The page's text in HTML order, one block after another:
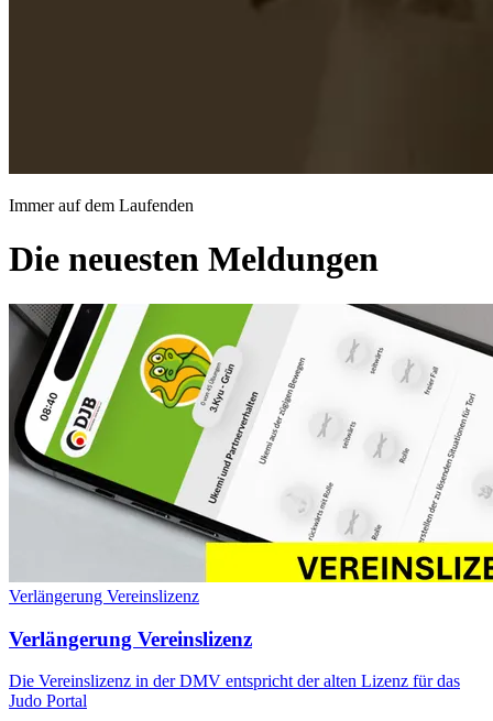
Immer auf dem Laufenden
Die neuesten Meldungen
Verlängerung Vereinslizenz
Verlängerung Vereinslizenz
Die Vereinslizenz in der DMV entspricht der alten Lizenz für das
Judo Portal